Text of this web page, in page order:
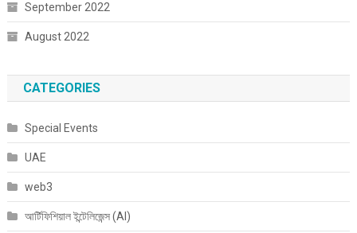
September 2022
August 2022
CATEGORIES
Special Events
UAE
web3
আর্টিফিশিয়াল ইন্টেলিজেন্স (AI)